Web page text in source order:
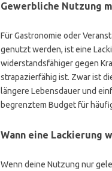
Gewerbliche Nutzung
Für Gastronomie oder
genutzt werden, ist eine
widerstandsfähiger gegen
strapazierfähig ist. Zwar ist
längere Lebensdauer und
begrenztem Budget für
Wann eine Lackierung
Wenn deine Nutzung nur